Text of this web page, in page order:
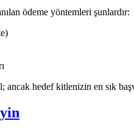
ödeme yöntemleri şunlardır:
ancak hedef kitlenizin en sık